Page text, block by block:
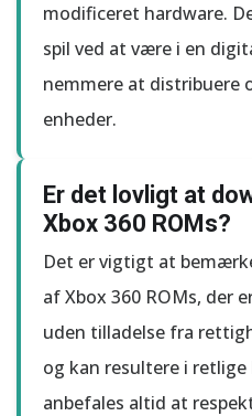
modificeret hardware.
spil ved at være i en
nemmere at distribuere
enheder.
Er det lovligt at
Xbox 360 ROMs?
Det er vigtigt at
af Xbox 360 ROMs, der
uden tilladelse fra
og kan resultere i
anbefales altid at